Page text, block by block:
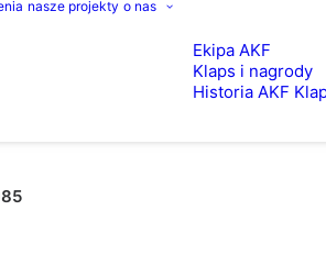
nasze projekty o nas
Ekipa AKF
Klaps i nagrody
Historia AKF